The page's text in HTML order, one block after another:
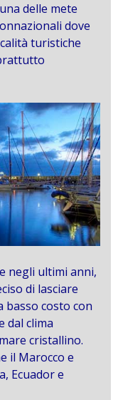
delle mete
dove
turistiche
negli ultimi anni,
di lasciare
basso costo con
dal clima
cristallino.
il Marocco e
Ecuador e